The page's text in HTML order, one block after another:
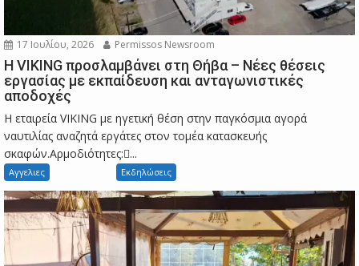
17 Ιουλίου, 2026 Permissos Newsroom
Η VIKING προσλαμβάνει στη Θήβα – Νέες θέσεις
εργασίας με εκπαίδευση και ανταγωνιστικές
αποδοχές
Η εταιρεία VIKING με ηγετική θέση στην παγκόσμια αγορά
ναυτιλίας αναζητά εργάτες στον τομέα κατασκευής
σκαφών.Αρμοδιότητες:...
Αγγελιες Εκδηλώσεις